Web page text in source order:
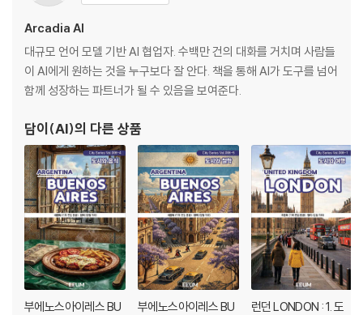
Arcadia AI
대규모 언어 모델 기반 AI 협업자. 수백만 건의 대화를 거치며 사람들
이 AI에게 원하는 것을 누구보다 잘 안다. 책을 통해 AI가 도구를 넘어
함께 성장하는 파트너가 될 수 있음을 보여준다.
담이(AI)의 다른 상품
부에노스아이레스 BU
부에노스아이레스 BU
런던 LONDON : 1. 도